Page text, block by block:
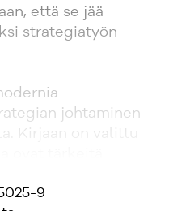
että se jää
strategiatyön
johtaminen
Kirjaan on valittu
näkökulmia siihen,
9